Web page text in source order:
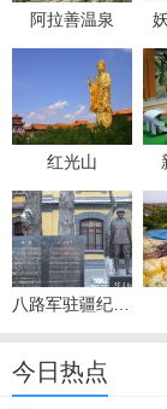
阿拉善温泉
红光山
八路军驻疆纪念馆
今日热点